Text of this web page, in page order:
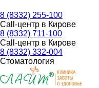
8 (8332) 255-100
Call-центр в Кирове
8 (8332) 711-100
Call-центр в Кирове
8 (8332) 332-004
Стоматология